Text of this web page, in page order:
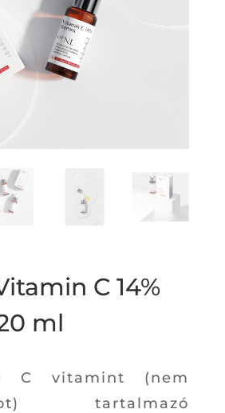
C 14%
ml
C vitamint (nem
tartalmazó